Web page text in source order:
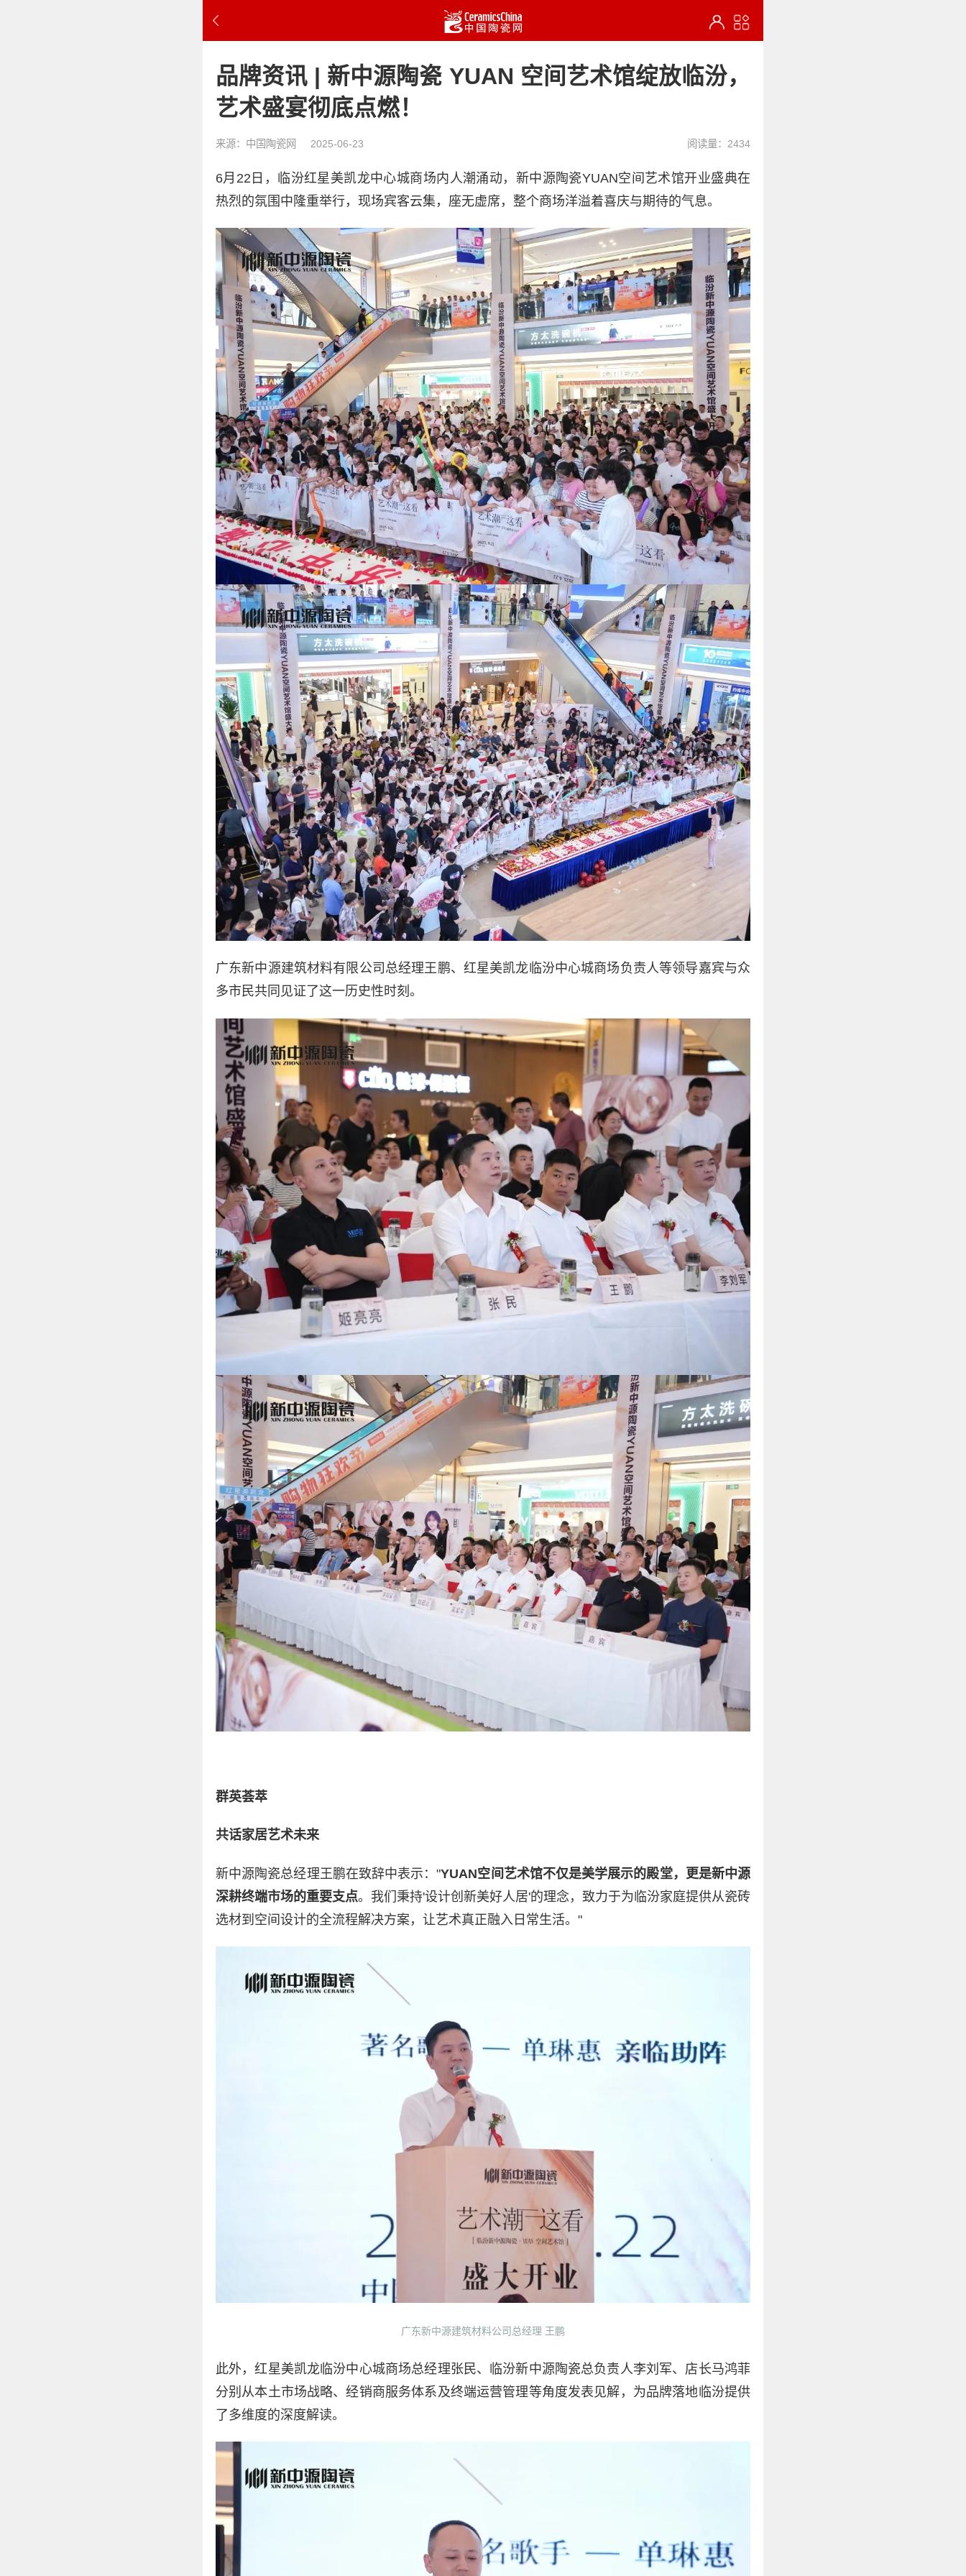
品牌资讯 | 新中源陶瓷 YUAN 空间艺术馆绽放临汾，
艺术盛宴彻底点燃！
来源：中国陶瓷网 2025-06-23 阅读量：2434
6月22日，临汾红星美凯龙中心城商场内人潮涌动，新中源陶瓷YUAN空间艺术馆开业盛典在
热烈的氛围中隆重举行，现场宾客云集，座无虚席，整个商场洋溢着喜庆与期待的气息。
广东新中源建筑材料有限公司总经理王鹏、红星美凯龙临汾中心城商场负责人等领导嘉宾与众
多市民共同见证了这一历史性时刻。
群英荟萃
共话家居艺术未来
新中源陶瓷总经理王鹏在致辞中表示："YUAN空间艺术馆不仅是美学展示的殿堂，更是新中源
深耕终端市场的重要支点。我们秉持'设计创新美好人居'的理念，致力于为临汾家庭提供从瓷砖
选材到空间设计的全流程解决方案，让艺术真正融入日常生活。"
广东新中源建筑材料公司总经理 王鹏
此外，红星美凯龙临汾中心城商场总经理张民、临汾新中源陶瓷总负责人李刘军、店长马鸿菲
分别从本土市场战略、经销商服务体系及终端运营管理等角度发表见解，为品牌落地临汾提供
了多维度的深度解读。